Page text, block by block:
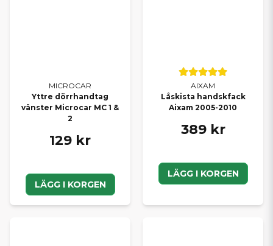
MICROCAR
Yttre dörrhandtag
vänster Microcar MC 1 &
2
129 kr
LÄGG I KORGEN
AIXAM
Låskista handskfack
Aixam 2005-2010
389 kr
LÄGG I KORGEN